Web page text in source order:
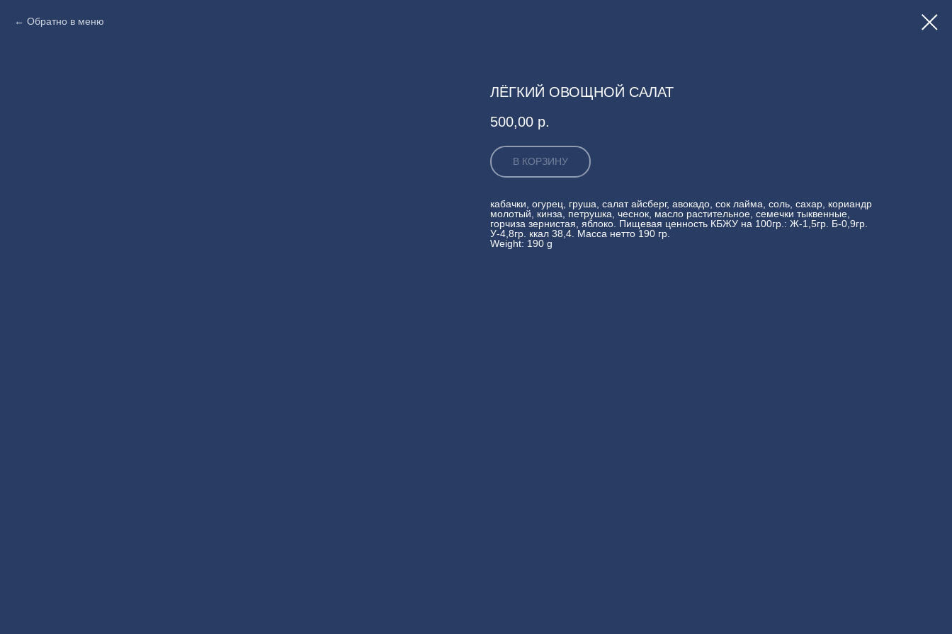
Обратно в меню
ЛЁГКИЙ ОВОЩНОЙ САЛАТ
500,00 р.
В КОРЗИНУ
кабачки, огурец, груша, салат айсберг, авокадо, сок лайма, соль, сахар, кориандр
молотый, кинза, петрушка, чеснок, масло растительное, семечки тыквенные,
горчиза зернистая, яблоко. Пищевая ценность КБЖУ на 100гр.: Ж-1,5гр. Б-0,9гр.
У-4,8гр. ккал 38,4. Масса нетто 190 гр.
Weight: 190 g